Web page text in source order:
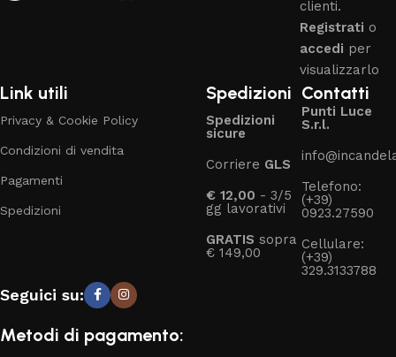
clienti.
Registrati o
accedi per
visualizzarlo
Link utili
Privacy & Cookie Policy
Condizioni di vendita
Pagamenti
Spedizioni
Spedizioni
Spedizioni
sicure
Corriere GLS
€ 12,00 - 3/5
gg lavorativi
GRATIS sopra
€ 149,00
Contatti
Punti Luce
S.r.l.
Telefono:
(+39)
0923.27590
Cellulare:
(+39)
329.3133788
Seguici su:
Metodi di pagamento: